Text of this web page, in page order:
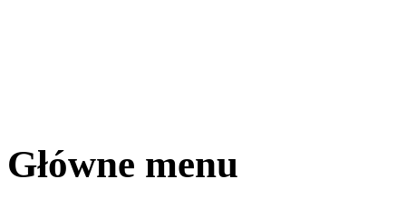
Główne menu